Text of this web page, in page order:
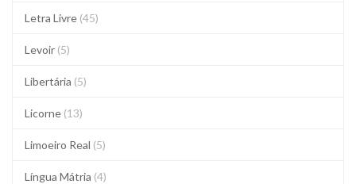
Letra Livre (45)
Levoir (5)
Libertária (5)
Licorne (13)
Limoeiro Real (5)
Língua Mátria (4)